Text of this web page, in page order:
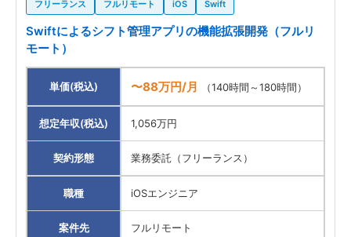
フリーランス フルリモート iOS Swift
Swiftによるシフト管理アプリの機能拡張開発（フルリ
モート）
単価(税込) 〜88万円/月 （140時間～180時間）
想定年収(税込) 1,056万円
契約形態 業務委託（フリーランス）
職種 iOSエンジニア
案件先 フルリモート